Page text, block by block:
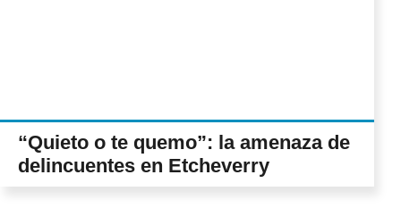
“Quieto o te quemo”: la amenaza de
delincuentes en Etcheverry